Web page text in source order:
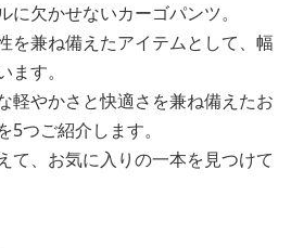
欠かせないカーゴパンツ。
を兼ね備えたアイテムとして、幅
す。
軽やかさと快適さを兼ね備えたお
つご紹介します。
て、お気に入りの一本を見つけて